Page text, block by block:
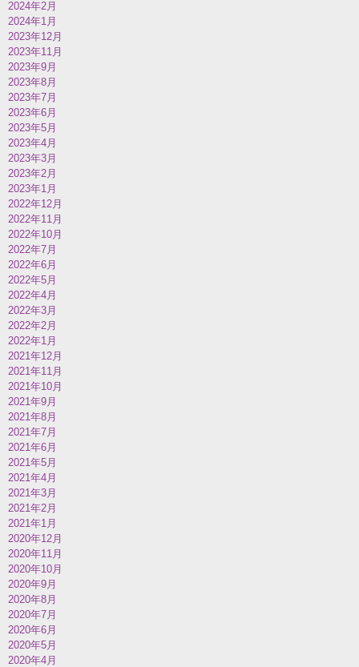
2024年2月
2024年1月
2023年12月
2023年11月
2023年9月
2023年8月
2023年7月
2023年6月
2023年5月
2023年4月
2023年3月
2023年2月
2023年1月
2022年12月
2022年11月
2022年10月
2022年7月
2022年6月
2022年5月
2022年4月
2022年3月
2022年2月
2022年1月
2021年12月
2021年11月
2021年10月
2021年9月
2021年8月
2021年7月
2021年6月
2021年5月
2021年4月
2021年3月
2021年2月
2021年1月
2020年12月
2020年11月
2020年10月
2020年9月
2020年8月
2020年7月
2020年6月
2020年5月
2020年4月